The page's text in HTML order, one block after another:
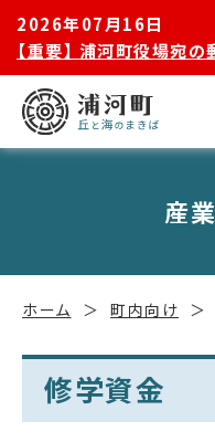
2026年07月16日
【重要】 浦河町役場宛
産
ホーム 町内向け
修学資金